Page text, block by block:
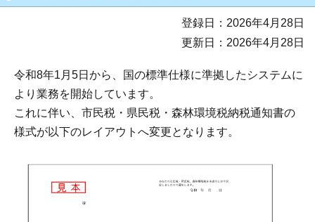
登録日：2026年4月28日
更新日：2026年4月28日
令和8年1月5日から、国の標準仕様に準拠したシステムに
より業務を開始しています。
これに伴い、市民税・県民税・森林環境税納税通知書の
様式が以下のレイアウトへ変更となります。